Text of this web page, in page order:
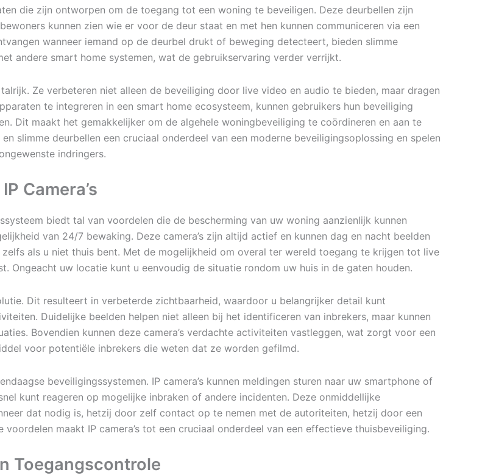
die zijn ontworpen om de toegang tot een woning te beveiligen. Deze deurbellen zijn
kunnen zien wie er voor de deur staat en met hen kunnen communiceren via een
wanneer iemand op de deurbel drukt of beweging detecteert, bieden slimme
andere smart home systemen, wat de gebruikservaring verder verrijkt.
Ze verbeteren niet alleen de beveiliging door live video en audio te bieden, maar dragen
te integreren in een smart home ecosysteem, kunnen gebruikers hun beveiliging
Dit maakt het gemakkelijker om de algehele woningbeveiliging te coördineren en aan te
slimme deurbellen een cruciaal onderdeel van een moderne beveiligingsoplossing en spelen
indringers.
Camera’s
biedt tal van voordelen die de bescherming van uw woning aanzienlijk kunnen
van 24/7 bewaking. Deze camera’s zijn altijd actief en kunnen dag en nacht beelden
als u niet thuis bent. Met de mogelijkheid om overal ter wereld toegang te krijgen tot live
Ongeacht uw locatie kunt u eenvoudig de situatie rondom uw huis in de gaten houden.
Dit resulteert in verbeterde zichtbaarheid, waardoor u belangrijker detail kunt
Duidelijke beelden helpen niet alleen bij het identificeren van inbrekers, maar kunnen
Bovendien kunnen deze camera’s verdachte activiteiten vastleggen, wat zorgt voor een
voor potentiële inbrekers die weten dat ze worden gefilmd.
beveiligingssystemen. IP camera’s kunnen meldingen sturen naar uw smartphone of
kunt reageren op mogelijke inbraken of andere incidenten. Deze onmiddellijke
dat nodig is, hetzij door zelf contact op te nemen met de autoriteiten, hetzij door een
maakt IP camera’s tot een cruciaal onderdeel van een effectieve thuisbeveiliging.
Toegangscontrole